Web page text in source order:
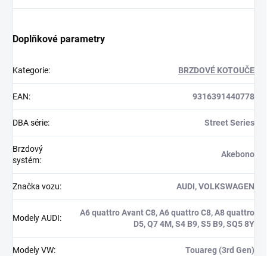
Doplňkové parametry
Kategorie: BRZDOVÉ KOTOUČE
EAN: 9316391440778
DBA série: Street Series
Brzdový
systém:
Akebono
Značka vozu: AUDI, VOLKSWAGEN
Modely AUDI:
A6 quattro Avant C8, A6 quattro C8, A8 quattro
D5, Q7 4M, S4 B9, S5 B9, SQ5 8Y
Modely VW: Touareg (3rd Gen)